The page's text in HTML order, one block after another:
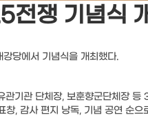
쟁 기념식
당에서 기념식을 개최했다.
기관 단체장, 보훈향군단체장
, 감사 편지 낭독, 기념 공연 순으